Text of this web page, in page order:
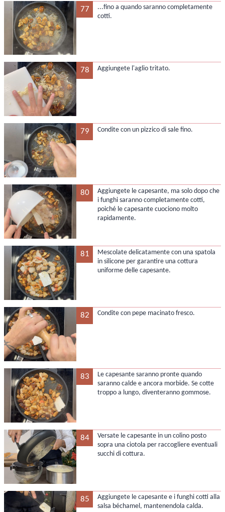
77
...fino a quando saranno completamente
cotti.
78 Aggiungete l'aglio tritato.
79 Condite con un pizzico di sale fino.
80
Aggiungete le capesante, ma solo dopo che
i funghi saranno completamente cotti,
poiché le capesante cuociono molto
rapidamente.
81
Mescolate delicatamente con una spatola
in silicone per garantire una cottura
uniforme delle capesante.
82 Condite con pepe macinato fresco.
83
Le capesante saranno pronte quando
saranno calde e ancora morbide. Se cotte
troppo a lungo, diventeranno gommose.
84
Versate le capesante in un colino posto
sopra una ciotola per raccogliere eventuali
succhi di cottura.
85
Aggiungete le capesante e i funghi cotti alla
salsa béchamel, mantenendola calda.